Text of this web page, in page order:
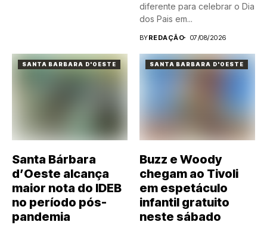
diferente para celebrar o Dia
dos Pais em...
BYREDAÇÃO 07/08/2026
SANTA BARBARA D'OESTE
Santa Bárbara
d’Oeste alcança
maior nota do IDEB
no período pós-
pandemia
SANTA BARBARA D'OESTE
Buzz e Woody
chegam ao Tivoli
em espetáculo
infantil gratuito
neste sábado